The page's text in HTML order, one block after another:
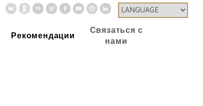
Рекомендации
Связаться с
нами